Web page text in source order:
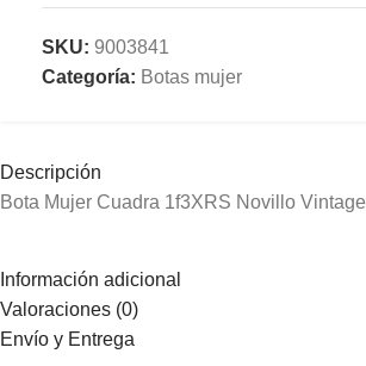
SKU: 9003841
Categoría: Botas mujer
Descripción
Bota Mujer Cuadra 1f3XRS Novillo Vintage
Información adicional
Valoraciones (0)
Envío y Entrega